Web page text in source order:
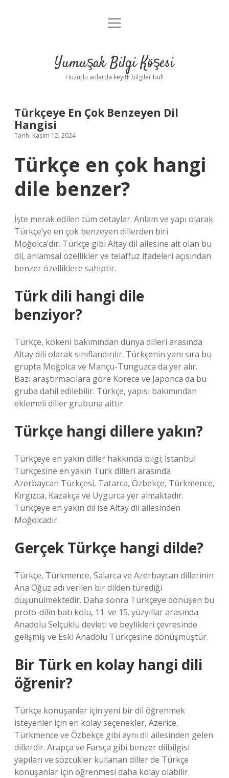
Anasayfa
Yasal Uyarı
menüyü
Yumuşak Bilgi Köşesi
Huzurlu anlarda keyifli bilgiler bul!
Türkçeye En Çok Benzeyen Dil
Hangisi
Tarih: Kasım 12, 2024
Türkçe en çok hangi
dile benzer?
İşte merak edilen tüm detaylar. Anlam ve yapı olarak
Türkçe’ye en çok benzeyen dillerden biri
Moğolca’dır. Türkçe gibi Altay dil ailesine ait olan bu
dil, anlamsal özellikler ve telaffuz ifadeleri açısından
benzer özelliklere sahiptir.
Türk dili hangi dile
benziyor?
Türkçe, kökeni bakımından dünya dilleri arasında
Altay dili olarak sınıflandırılır. Türkçenin yanı sıra bu
grupta Moğolca ve Mançu-Tunguzca da yer alır.
Bazı araştırmacılara göre Korece ve Japonca da bu
gruba dahil edilebilir. Türkçe, yapısı bakımından
eklemeli diller grubuna aittir.
Türkçe hangi dillere yakın?
Türkçeye en yakın diller hakkında bilgi; İstanbul
Türkçesine en yakın Türk dilleri arasında
Azerbaycan Türkçesi, Tatarca, Özbekçe, Türkmence,
Kırgızca, Kazakça ve Uygurca yer almaktadır.
Türkçeye en yakın dil ise Altay dil ailesinden
Moğolcadır.
Gerçek Türkçe hangi dilde?
Türkçe, Türkmence, Salarca ve Azerbaycan dillerinin
Ana Oğuz adı verilen bir dilden türediği
düşünülmektedir. Daha sonra Türkçeye dönüşen bu
proto-dilin batı kolu, 11. ve 15. yüzyıllar arasında
Anadolu Selçuklu devleti ve beylikleri çevresinde
gelişmiş ve Eski Anadolu Türkçesine dönüşmüştür.
Bir Türk en kolay hangi dili
öğrenir?
Türkçe konuşanlar için yeni bir dil öğrenmek
isteyenler için en kolay seçenekler, Azerice,
Türkmence ve Özbekçe gibi aynı dil ailesinden gelen
dillerdir. Arapça ve Farsça gibi benzer dilbilgisi
yapıları ve sözcükler kullanan diller de Türkçe
konuşanlar için öğrenmesi daha kolay olabilir.